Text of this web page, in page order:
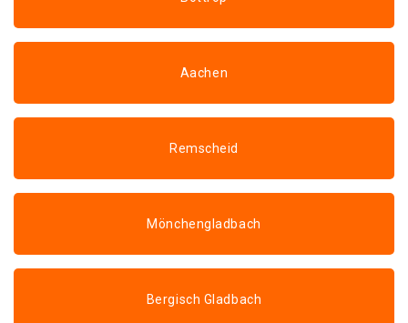
Aachen
Remscheid
Mönchengladbach
Bergisch Gladbach